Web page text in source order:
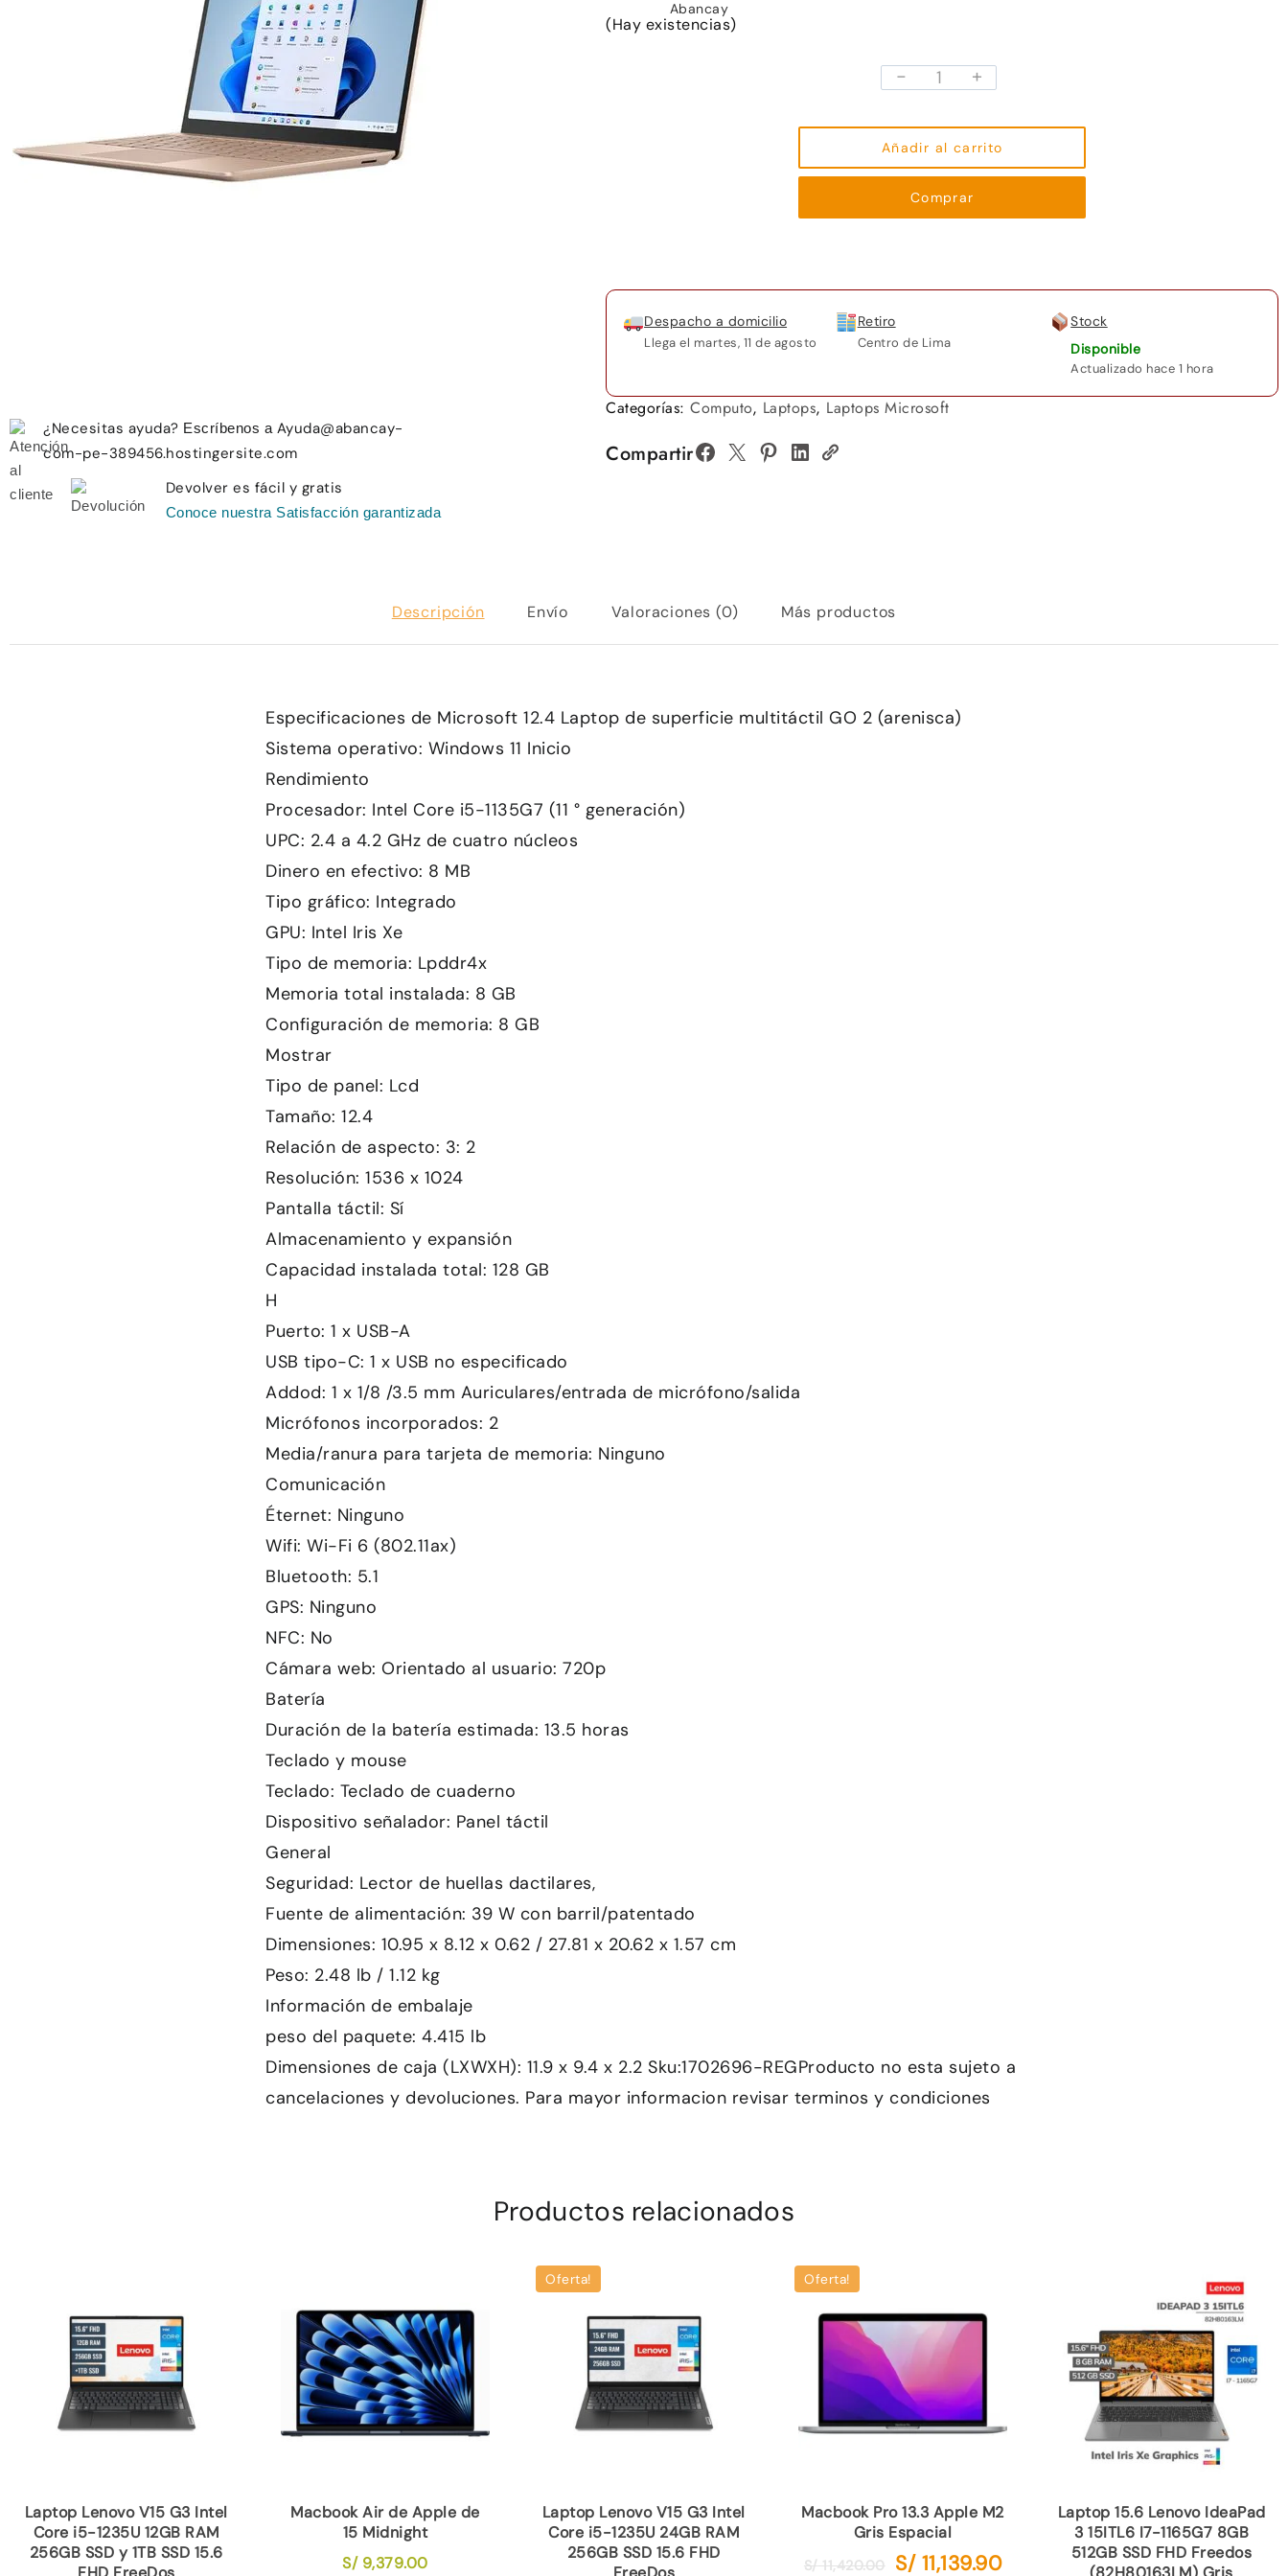
¿Necesitas ayuda? Escríbenos a Ayuda@abancay-
com-pe-389456.hostingersite.com
Devolver es fácil y gratis
Conoce nuestra Satisfacción garantizada
(Hay existencias)
-
Laptop
2
Microsoft
Surface
de
12.4
Sandstone
+
Añadir al carrito
Comprar
Despacho a domicilio
Llega el martes, 11 de agosto
Retiro
Centro de Lima
Stock
Disponible
Actualizado hace 1 hora
Categorías:Computo, Laptops, Laptops Microsoft
Compartir
Descripción Envío Valoraciones (0) Más productos
Especificaciones de Microsoft 12.4 Laptop de superficie multitáctil GO 2 (arenisca)
Sistema operativo: Windows 11 Inicio
Rendimiento
Procesador: Intel Core i5-1135G7 (11 ° generación)
UPC: 2.4 a 4.2 GHz de cuatro núcleos
Dinero en efectivo: 8 MB
Tipo gráfico: Integrado
GPU: Intel Iris Xe
Tipo de memoria: Lpddr4x
Memoria total instalada: 8 GB
Configuración de memoria: 8 GB
Mostrar
Tipo de panel: Lcd
Tamaño: 12.4
Relación de aspecto: 3: 2
Resolución: 1536 x 1024
Pantalla táctil: Sí
Almacenamiento y expansión
Capacidad instalada total: 128 GB
H
Puerto: 1 x USB-A
USB tipo-C: 1 x USB no especificado
Addod: 1 x 1/8 /3.5 mm Auriculares/entrada de micrófono/salida
Micrófonos incorporados: 2
Media/ranura para tarjeta de memoria: Ninguno
Comunicación
Éternet: Ninguno
Wifi: Wi-Fi 6 (802.11ax)
Bluetooth: 5.1
GPS: Ninguno
NFC: No
Cámara web: Orientado al usuario: 720p
Batería
Duración de la batería estimada: 13.5 horas
Teclado y mouse
Teclado: Teclado de cuaderno
Dispositivo señalador: Panel táctil
General
Seguridad: Lector de huellas dactilares,
Fuente de alimentación: 39 W con barril/patentado
Dimensiones: 10.95 x 8.12 x 0.62 / 27.81 x 20.62 x 1.57 cm
Peso: 2.48 lb / 1.12 kg
Información de embalaje
peso del paquete: 4.415 lb
Dimensiones de caja (LXWXH): 11.9 x 9.4 x 2.2 Sku:1702696-REGProducto no esta sujeto a
cancelaciones y devoluciones. Para mayor informacion revisar terminos y condiciones
Productos relacionados
Laptop Lenovo V15 G3 Intel
Core i5-1235U 12GB RAM
256GB SSD y 1TB SSD 15.6
Macbook Air de Apple de
15 Midnight
S/9,379.00
Oferta!
Laptop Lenovo V15 G3 Intel
Core i5-1235U 24GB RAM
256GB SSD 15.6 FHD
Oferta!
Macbook Pro 13.3 Apple M2
Gris Espacial
S/11,420.00
El
S/11,139.90El
Laptop 15.6 Lenovo IdeaPad
3 15ITL6 I7-1165G7 8GB
512GB SSD FHD Freedos